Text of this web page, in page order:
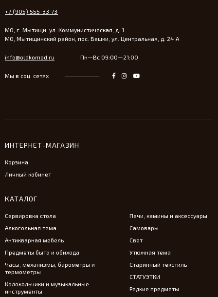
+7 (905) 555-33-73
МО, г. Мытищи, ул. Коммунистическая, д. 1
МО, Мытищинский район, пос. Вешки, ул. Центральная, д. 24 А
info@oldkomod.ru Пн—Вс 09:00—21:00
Мы в соц. сетях
ИНТЕРНЕТ-МАГАЗИН
Корзина
Личный кабинет
КАТАЛОГ
Сервировка стола
Алкогольная тема
Антикварная мебель
Предметы быта и обихода
Часы, механизмы, барометры и
термометры
Колокольчики и музыкальные
инструменты
Печи, камины и аксессуары
Самовары
Свет
Утюжная тема
Старинный текстиль
СТАТУЭТКИ
Редкие предметы